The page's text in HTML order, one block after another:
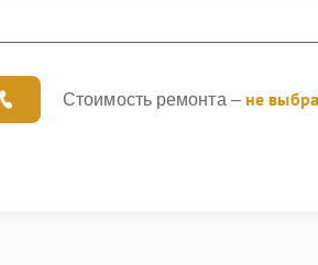
Стоимость ремонта – не